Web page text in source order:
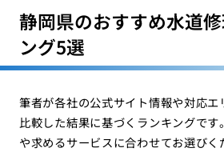
静岡県のおすすめ水道
ング5選
筆者が各社の公式サイト情報や対応
比較した結果に基づくランキングで
や求めるサービスに合わせてお選びく